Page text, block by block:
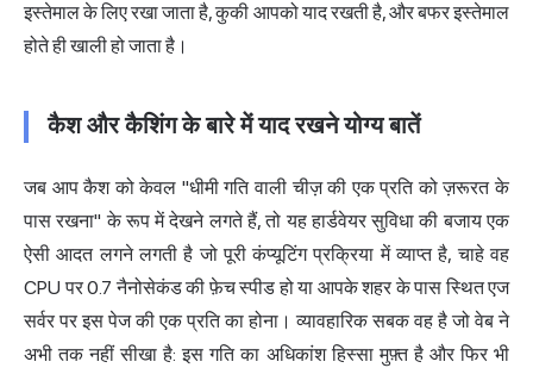
इस्तेमाल के लिए रखा जाता है, कुकी आपको याद रखती है, और बफर इस्तेमाल
होते ही खाली हो जाता है।
कैश और कैशिंग के बारे में याद रखने योग्य बातें
जब आप कैश को केवल "धीमी गति वाली चीज़ की एक प्रति को ज़रूरत के
पास रखना" के रूप में देखने लगते हैं, तो यह हार्डवेयर सुविधा की बजाय एक
ऐसी आदत लगने लगती है जो पूरी कंप्यूटिंग प्रक्रिया में व्याप्त है, चाहे वह
CPU पर 0.7 नैनोसेकंड की फ़ेच स्पीड हो या आपके शहर के पास स्थित एज
सर्वर पर इस पेज की एक प्रति का होना। व्यावहारिक सबक वह है जो वेब ने
अभी तक नहीं सीखा है: इस गति का अधिकांश हिस्सा मुफ़्त है और फिर भी